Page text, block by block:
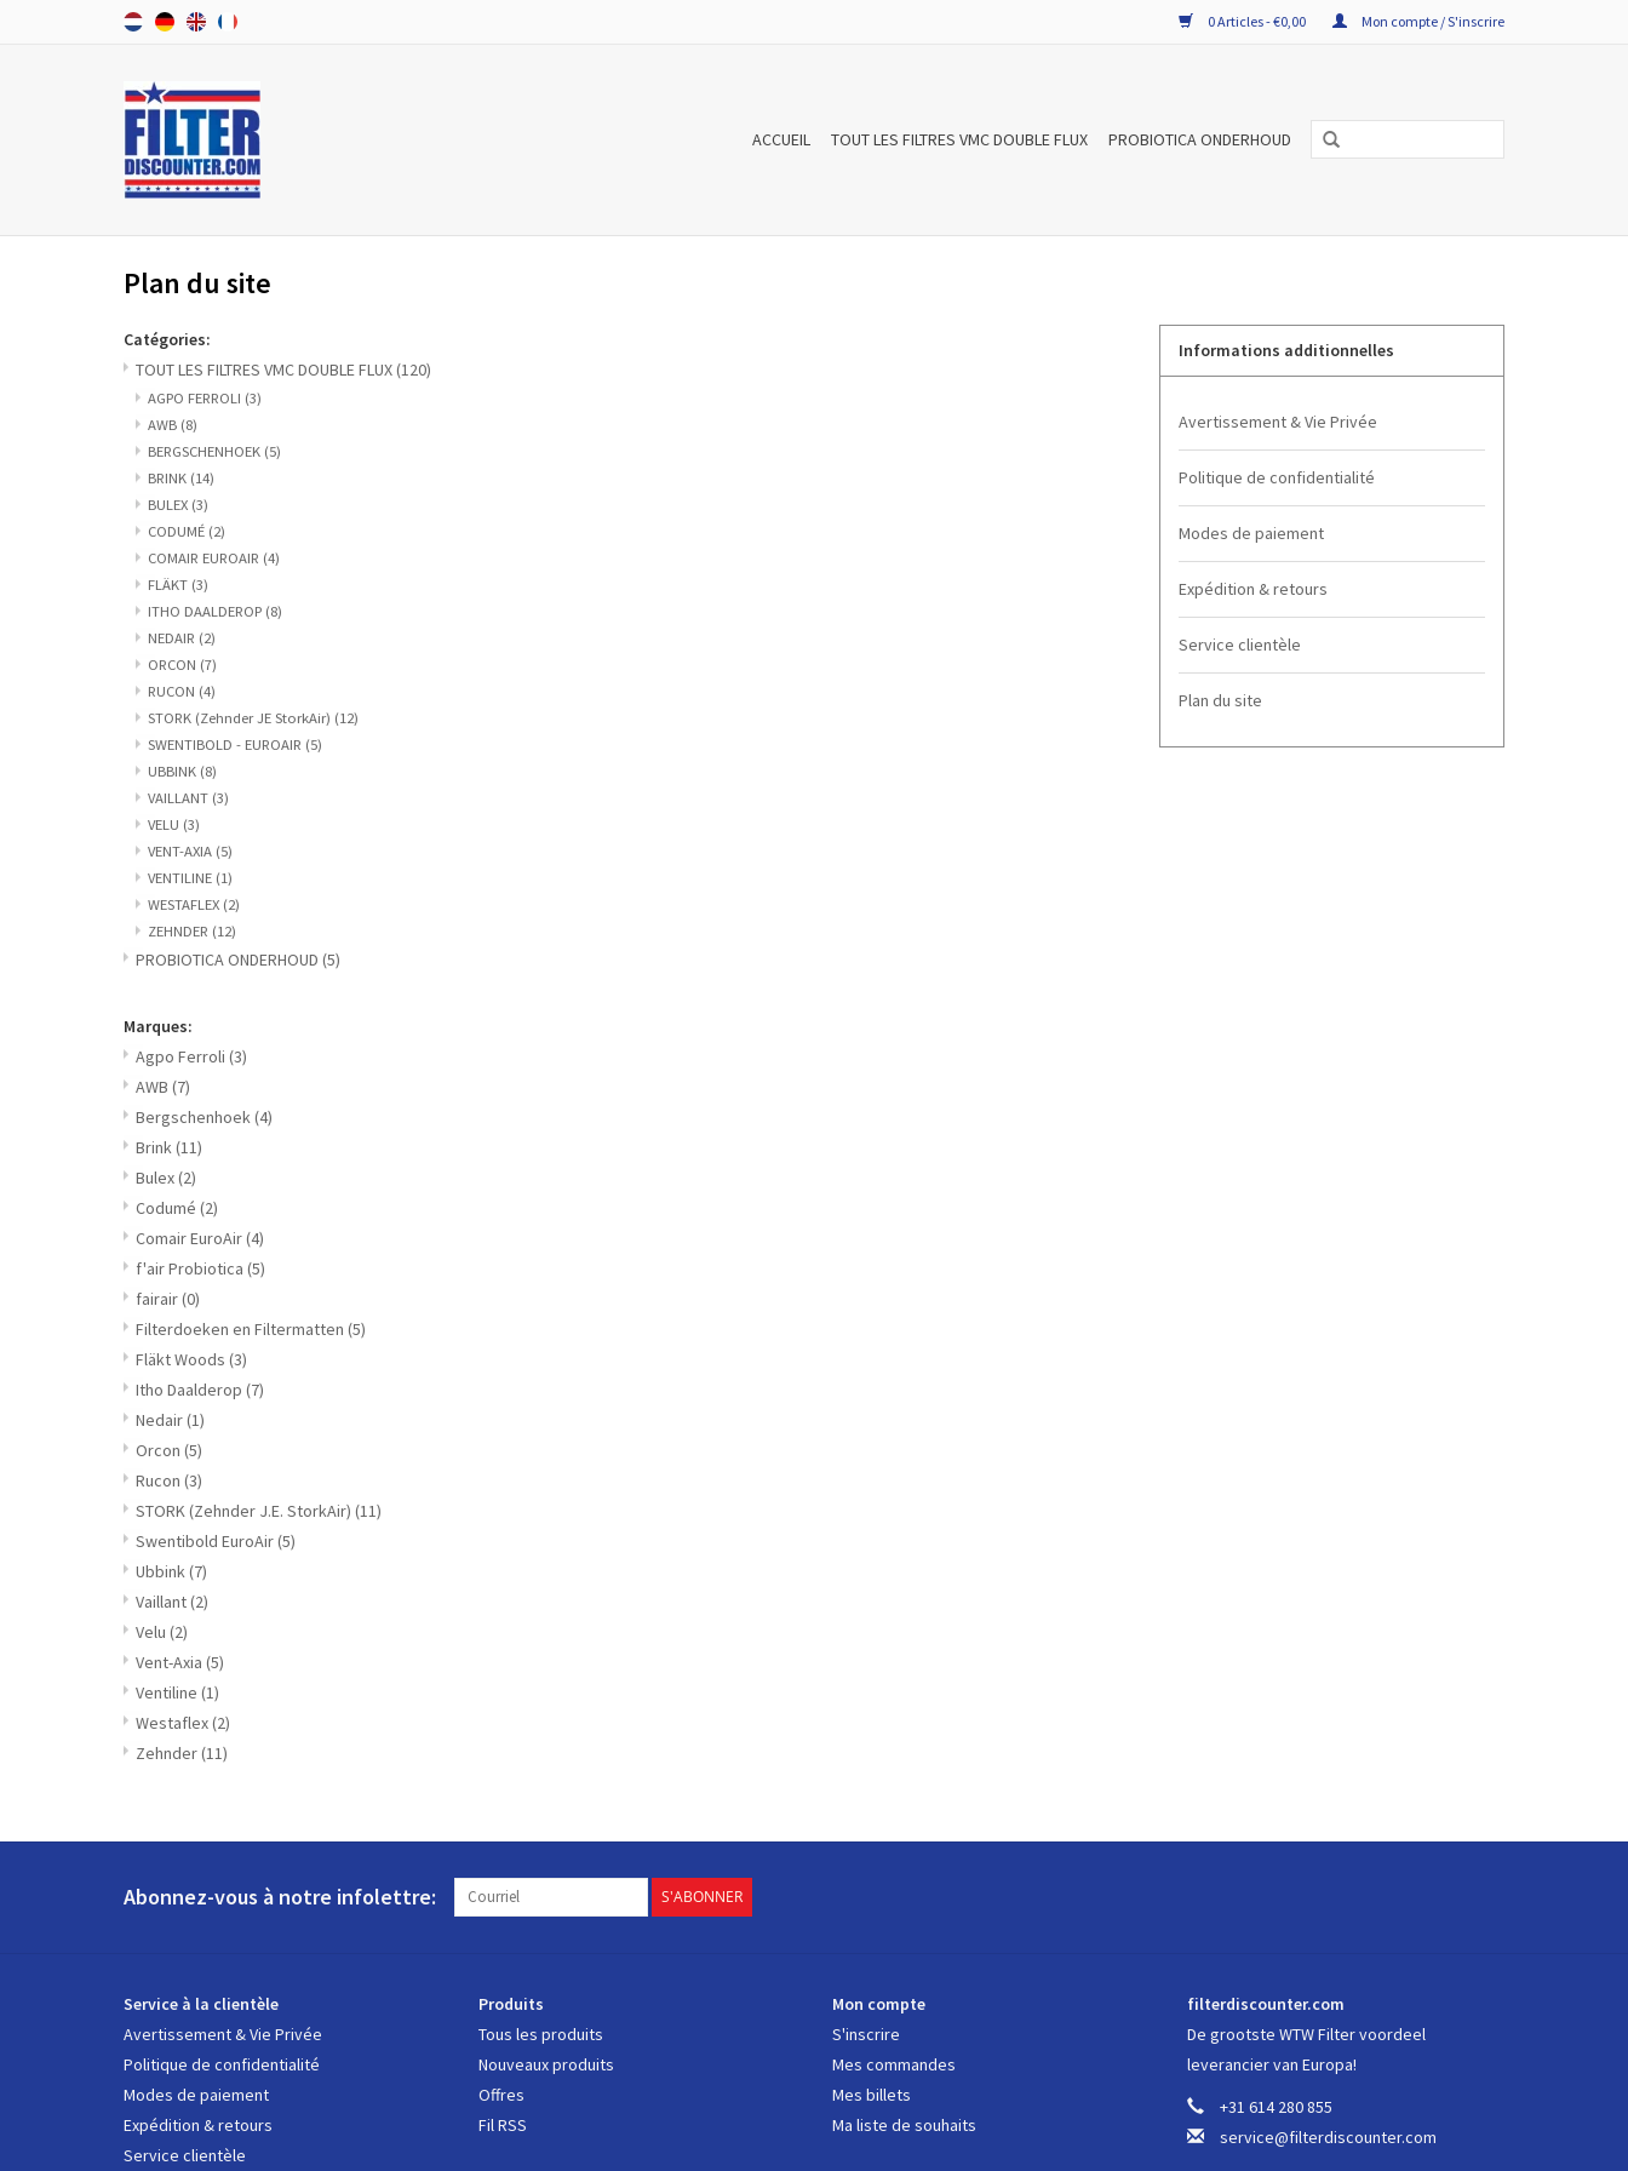
0 Articles - €0,00 Mon compte / S'inscrire
ACCUEIL TOUT LES FILTRES VMC DOUBLE FLUX PROBIOTICA ONDERHOUD
Plan du site
Catégories:
TOUT LES FILTRES VMC DOUBLE FLUX(120)
AGPO FERROLI (3)
AWB (8)
BERGSCHENHOEK (5)
BRINK (14)
BULEX (3)
CODUMÉ (2)
COMAIR EUROAIR (4)
FLÄKT (3)
ITHO DAALDEROP (8)
NEDAIR (2)
ORCON (7)
RUCON (4)
STORK (Zehnder JE StorkAir) (12)
SWENTIBOLD - EUROAIR (5)
UBBINK (8)
VAILLANT (3)
VELU (3)
VENT-AXIA (5)
VENTILINE (1)
WESTAFLEX (2)
ZEHNDER (12)
PROBIOTICA ONDERHOUD (5)
Marques:
Agpo Ferroli (3)
AWB (7)
Bergschenhoek(4)
Brink(11)
Bulex(2)
Codumé (2)
Comair EuroAir(4)
f'air Probiotica (5)
fairair(0)
Filterdoeken en Filtermatten (5)
Fläkt Woods (3)
Itho Daalderop (7)
Nedair(1)
Orcon (5)
Rucon (3)
STORK (Zehnder J.E. StorkAir) (11)
Swentibold EuroAir(5)
Ubbink(7)
Vaillant(2)
Velu (2)
Vent-Axia (5)
Ventiline (1)
Westaflex(2)
Zehnder(11)
Informations additionnelles
Avertissement & Vie Privée
Politique de confidentialité
Modes de paiement
Expédition & retours
Service clientèle
Plan du site
Abonnez-vous à notre infolettre: S'ABONNER
Service à la clientèle
Avertissement & Vie Privée
Politique de confidentialité
Modes de paiement
Expédition & retours
Service clientèle
Produits
Tous les produits
Nouveaux produits
Offres
Fil RSS
Mon compte
S'inscrire
Mes commandes
Mes billets
Ma liste de souhaits
filterdiscounter.com
De grootste WTW Filter voordeel
leverancier van Europa!
+31 614 280 855
service@filterdiscounter.com